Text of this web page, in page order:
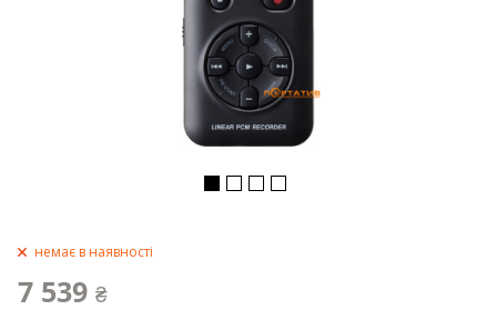
немає в наявності
7 539 ₴